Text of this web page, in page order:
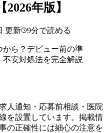
年版】
更新 9分で読める
人通知・応募前相談・医院
を設置しています。掲載情
の正確性には細心の注意を